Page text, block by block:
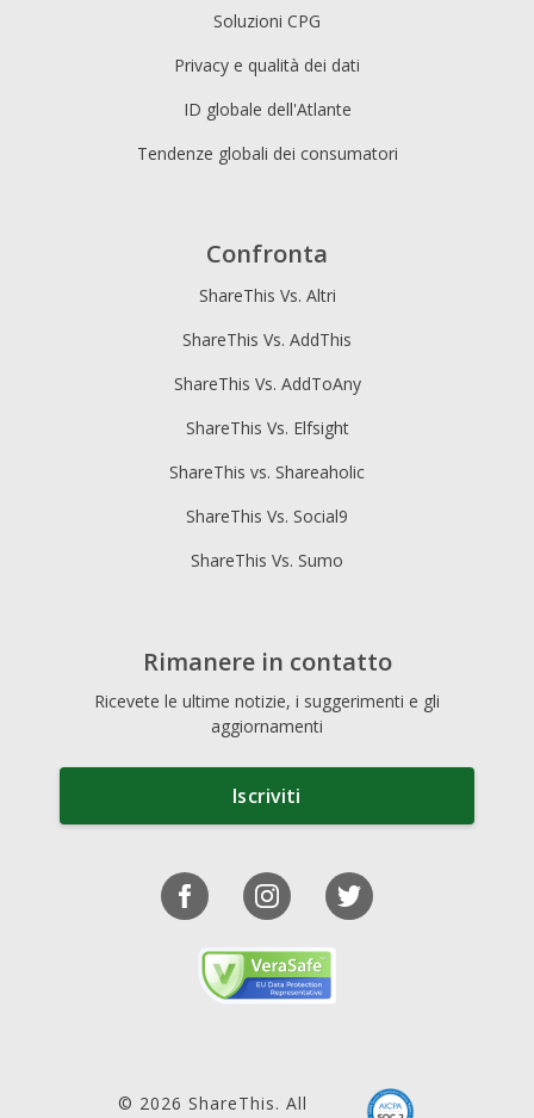
Soluzioni CPG
Privacy e qualità dei dati
ID globale dell'Atlante
Tendenze globali dei consumatori
Confronta
ShareThis Vs. Altri
ShareThis Vs. AddThis
ShareThis Vs. AddToAny
ShareThis Vs. Elfsight
ShareThis vs. Shareaholic
ShareThis Vs. Social9
ShareThis Vs. Sumo
Rimanere in contatto
Ricevete le ultime notizie, i suggerimenti e gli
aggiornamenti
Iscriviti
© 2026 ShareThis. All